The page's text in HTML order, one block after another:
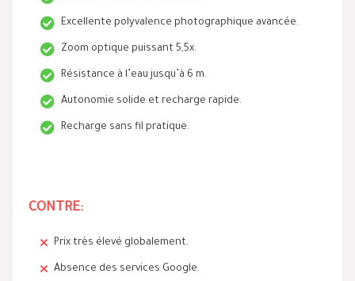
Excellente polyvalence photographique avancée.
Zoom optique puissant 5,5x.
Résistance à l’eau jusqu’à 6 m.
Autonomie solide et recharge rapide.
Recharge sans fil pratique.
CONTRE:
Prix très élevé globalement.
Absence des services Google.